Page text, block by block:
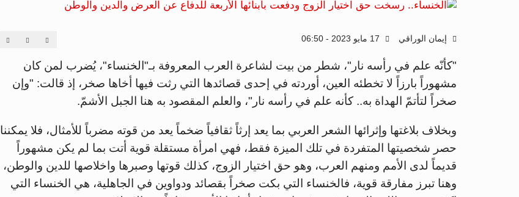
إيمان الوراقي
"كأنّه علم في رأسه نار"، شطر من بيت لشاعرة العرب المعروفة بـ"الخنساء"، يُضرب لمن كان
مشهوراً بارزاً لا تخطئه العين، أوردته في إحدى قصائدها التي رثت فيها أخاها صخر، إذ قالت: "وإن
صخراً لتأتمّ الهداة به.. كأنه علم في رأسه نار"، والعلم المقصود به هنا الجبل الأشمّ.
وبخلاف بلاغتها وإثرائها الشعر العربي بما يعد إرثاً ثقافياً ضخماً يعد من قوته مضرباً للأمثال، فلا يمكننا
حصر شخصيتها المتفردة في تلك الميزة فقط، فهي امرأة مستقلة قوية أتت بما لم يكن مشهوراً
قديماً لدى الأمم ومنهم العرب، وهو حق اختيار الزوج، كذلك قوتها وصبرها واخلاصها للدين والوطن،
وهنا تبرز مفارقة قوية، فالخنساء التي بكت صخراً بقصائد ودواوين في الجاهلية، هي الخنساء التي